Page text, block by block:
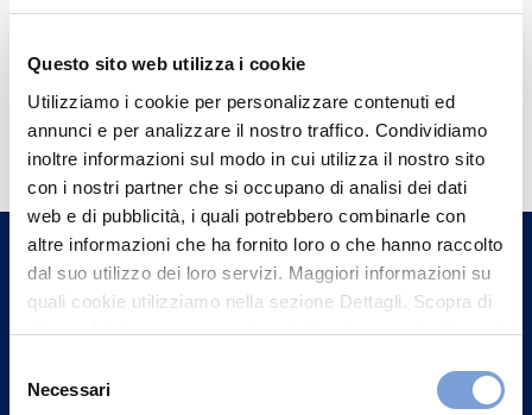
Questo sito web utilizza i cookie
Utilizziamo i cookie per personalizzare contenuti ed
annunci e per analizzare il nostro traffico. Condividiamo
inoltre informazioni sul modo in cui utilizza il nostro sito
con i nostri partner che si occupano di analisi dei dati
web e di pubblicità, i quali potrebbero combinarle con
altre informazioni che ha fornito loro o che hanno raccolto
dal suo utilizzo dei loro servizi. Maggiori informazioni su
quali cookie utilizziamo nella sezione Dettagli. Scopra di
più su chi siamo, come può contattarci e come trattiamo i
può trovare nel footer del sito nella sezione "Informativa
delNecessari
Hai bisogno di
informazioni?
Trova l'Agenzia più vicina a te e parla con
un nostro Agente.
Contattaci